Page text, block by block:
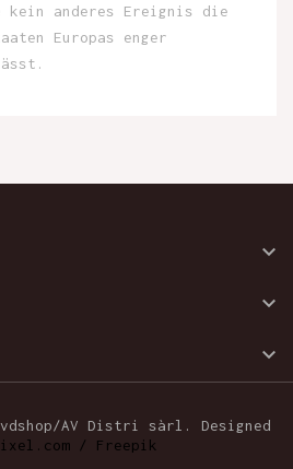
kein anderes Ereignis die
Europas enger



AV Distri sàrl. Designed
/ Freepik